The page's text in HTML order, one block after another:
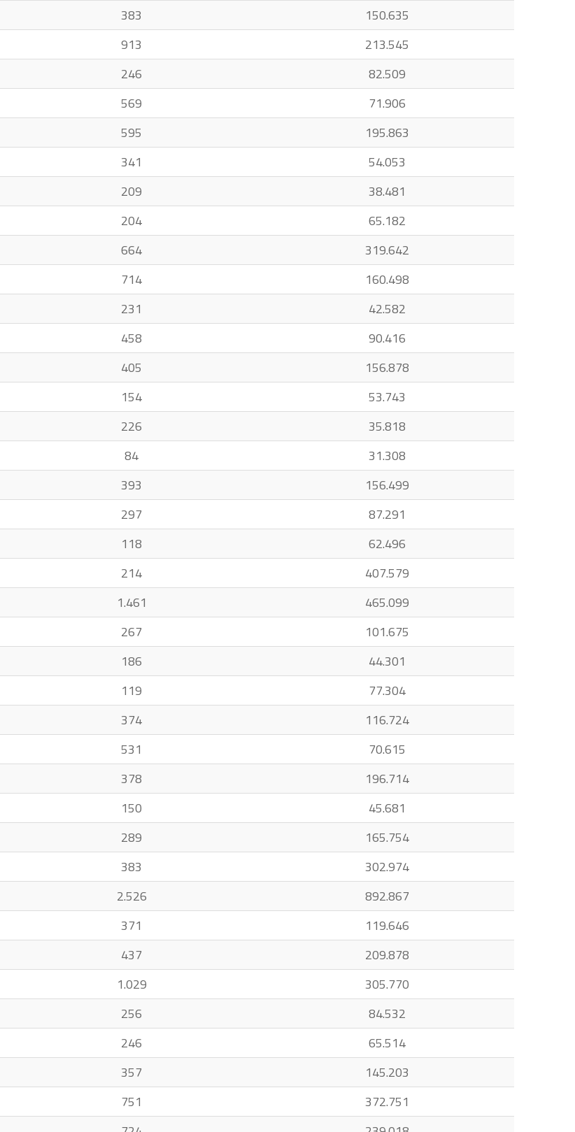
383
150.635
913
213.545
246
82.509
569
71.906
595
195.863
341
54.053
209
38.481
204
65.182
664
319.642
714
160.498
231
42.582
458
90.416
405
156.878
154
53.743
226
35.818
84
31.308
393
156.499
297
87.291
118
62.496
214
407.579
1.461
465.099
267
101.675
186
44.301
119
77.304
374
116.724
531
70.615
378
196.714
150
45.681
289
165.754
383
302.974
2.526
892.867
371
119.646
437
209.878
1.029
305.770
256
84.532
246
65.514
357
145.203
751
372.751